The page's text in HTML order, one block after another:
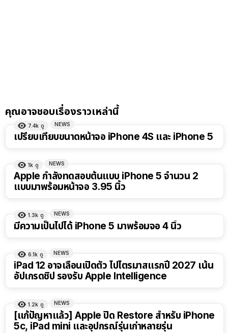
คุณอาจชอบเรื่องราวเหล่านี้
7.4k ดู NEWS
เปรียบเทียบขนาดหน้าจอ iPhone 4S และ iPhone 5
1k ดู NEWS
Apple กำลังทดสอบต้นแบบ iPhone 5 จำนวน 2
แบบมาพร้อมหน้าจอ 3.95 นิ้ว
1.3k ดู NEWS
มีความเป็นไปได้ iPhone 5 มาพร้อมจอ 4 นิ้ว
6.1k ดู NEWS
iPad 12 อาจเลื่อนเปิดตัว ไปไตรมาสแรกปี 2027 เน้น
อัปเกรดชิป รองรับ Apple Intelligence
1.2k ดู NEWS
[แก้ปัญหาแล้ว] Apple ปิด Restore สำหรับ iPhone
5c, iPad mini และอุปกรณ์รุ่นเก่าหลายรุ่น